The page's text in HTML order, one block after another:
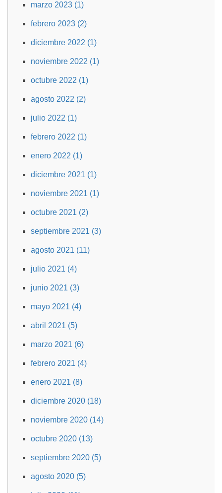
marzo 2023 (1)
febrero 2023 (2)
diciembre 2022 (1)
noviembre 2022 (1)
octubre 2022 (1)
agosto 2022 (2)
julio 2022 (1)
febrero 2022 (1)
enero 2022 (1)
diciembre 2021 (1)
noviembre 2021 (1)
octubre 2021 (2)
septiembre 2021 (3)
agosto 2021 (11)
julio 2021 (4)
junio 2021 (3)
mayo 2021 (4)
abril 2021 (5)
marzo 2021 (6)
febrero 2021 (4)
enero 2021 (8)
diciembre 2020 (18)
noviembre 2020 (14)
octubre 2020 (13)
septiembre 2020 (5)
agosto 2020 (5)